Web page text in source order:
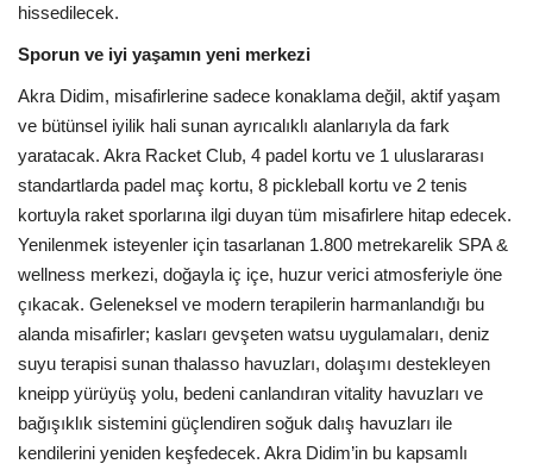
hissedilecek.
Sporun ve iyi yaşamın yeni merkezi
Akra Didim, misafirlerine sadece konaklama değil, aktif yaşam
ve bütünsel iyilik hali sunan ayrıcalıklı alanlarıyla da fark
yaratacak. Akra Racket Club, 4 padel kortu ve 1 uluslararası
standartlarda padel maç kortu, 8 pickleball kortu ve 2 tenis
kortuyla raket sporlarına ilgi duyan tüm misafirlere hitap edecek.
Yenilenmek isteyenler için tasarlanan 1.800 metrekarelik SPA &
wellness merkezi, doğayla iç içe, huzur verici atmosferiyle öne
çıkacak. Geleneksel ve modern terapilerin harmanlandığı bu
alanda misafirler; kasları gevşeten watsu uygulamaları, deniz
suyu terapisi sunan thalasso havuzları, dolaşımı destekleyen
kneipp yürüyüş yolu, bedeni canlandıran vitality havuzları ve
bağışıklık sistemini güçlendiren soğuk dalış havuzları ile
kendilerini yeniden keşfedecek. Akra Didim’in bu kapsamlı